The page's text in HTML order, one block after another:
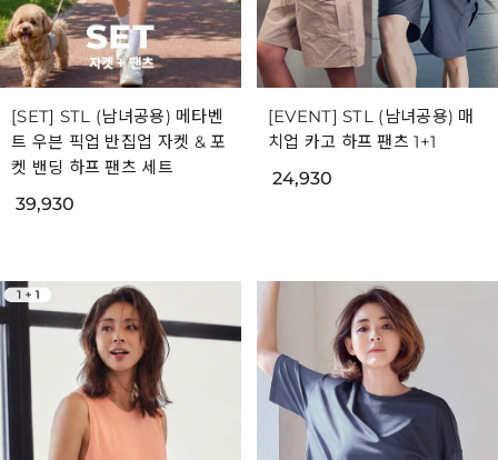
[SET] STL (남녀공용) 메타벤
트 우븐 픽업 반집업 자켓 & 포
켓 밴딩 하프 팬츠 세트
39,930
[EVENT] STL (남녀공용) 매
치업 카고 하프 팬츠 1+1
24,930